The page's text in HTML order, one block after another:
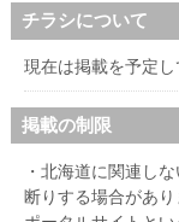
チラシについて
現在は掲載を予定し
掲載の制限
・北海道に関連し
断りする場合があ
掲載の方法
掲載規約
個人情報保護方針
動作環境
プライバシーポリ